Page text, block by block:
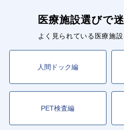
医療施設選びで
よく見られている医療施設
人間ドック編
PET検査編